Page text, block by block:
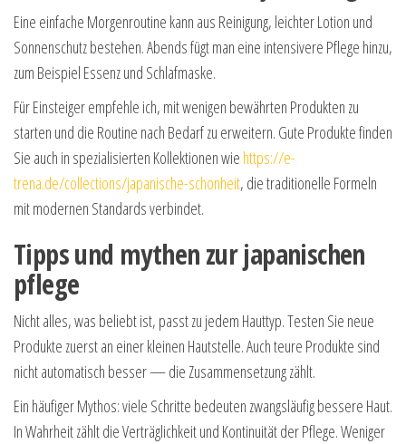
Eine einfache Morgenroutine kann aus Reinigung, leichter Lotion und
Sonnenschutz bestehen. Abends fügt man eine intensivere Pflege hinzu,
zum Beispiel Essenz und Schlafmaske.
Für Einsteiger empfehle ich, mit wenigen bewährten Produkten zu
starten und die Routine nach Bedarf zu erweitern. Gute Produkte finden
Sie auch in spezialisierten Kollektionen wie https://e-
trena.de/collections/japanische-schonheit, die traditionelle Formeln
mit modernen Standards verbindet.
Tipps und mythen zur japanischen
pflege
Nicht alles, was beliebt ist, passt zu jedem Hauttyp. Testen Sie neue
Produkte zuerst an einer kleinen Hautstelle. Auch teure Produkte sind
nicht automatisch besser — die Zusammensetzung zählt.
Ein häufiger Mythos: viele Schritte bedeuten zwangsläufig bessere Haut.
In Wahrheit zählt die Verträglichkeit und Kontinuität der Pflege. Weniger